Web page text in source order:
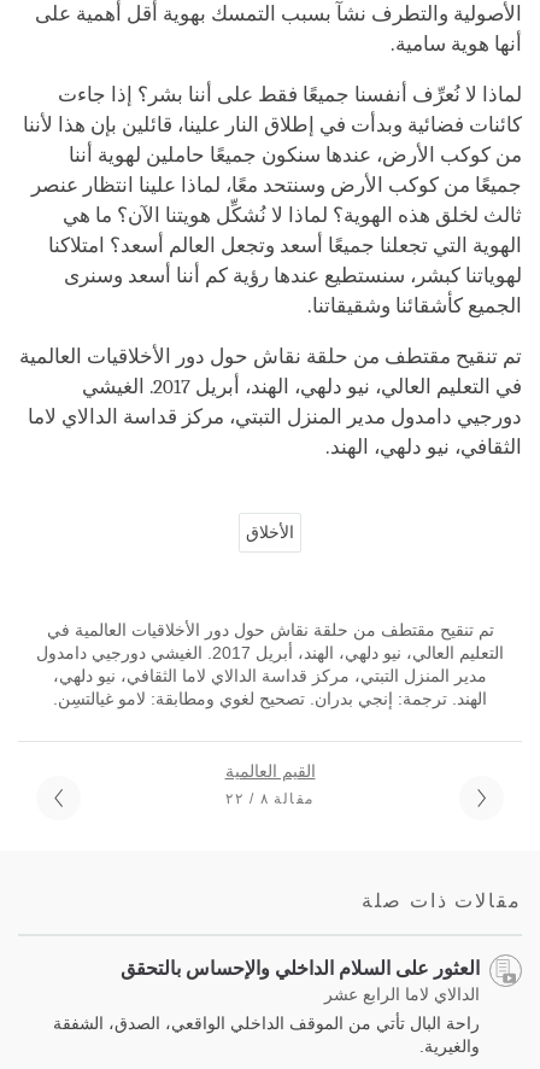
الأصولية والتطرف نشآ بسبب التمسك بهوية أقل أهمية على
أنها هوية سامية.
لماذا لا نُعرِّف أنفسنا جميعًا فقط على أننا بشر؟ إذا جاءت
كائنات فضائية وبدأت في إطلاق النار علينا، قائلين بإن هذا لأننا
من كوكب الأرض، عندها سنكون جميعًا حاملين لهوية أننا
جميعًا من كوكب الأرض وسنتحد معًا، لماذا علينا انتظار عنصر
ثالث لخلق هذه الهوية؟ لماذا لا نُشكِّل هويتنا الآن؟ ما هي
الهوية التي تجعلنا جميعًا أسعد وتجعل العالم أسعد؟ امتلاكنا
لهوياتنا كبشر، سنستطيع عندها رؤية كم أننا أسعد وسنرى
الجميع كأشقائنا وشقيقاتنا.
تم تنقيح مقتطف من حلقة نقاش حول دور الأخلاقيات العالمية
في التعليم العالي، نيو دلهي، الهند، أبريل 2017. الغيشي
دورجيي دامدول مدير المنزل التبتي، مركز قداسة الدالاي لاما
الثقافي، نيو دلهي، الهند.
الأخلاق
تم تنقيح مقتطف من حلقة نقاش حول دور الأخلاقيات العالمية في
التعليم العالي، نيو دلهي، الهند، أبريل 2017. الغيشي دورجيي دامدول
مدير المنزل التبتي، مركز قداسة الدالاي لاما الثقافي، نيو دلهي،
الهند. ترجمة: إنجي بدران. تصحيح لغوي ومطابقة: لامو غيالتسِن.
القيم العالمية
مقالة ٨ / ٢٢
مقالات ذات صلة
العثور على السلام الداخلي والإحساس بالتحقق
الدالاي لاما الرابع عشر
راحة البال تأتي من الموقف الداخلي الواقعي، الصدق، الشفقة
والغيرية.